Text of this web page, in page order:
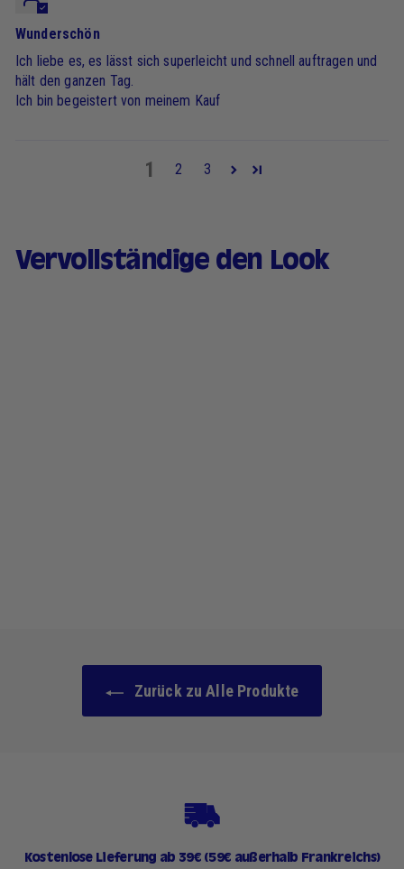
Wunderschön
Ich liebe es, es lässt sich superleicht und schnell auftragen und
hält den ganzen Tag.
Ich bin begeistert von meinem Kauf
1 2 3
Vervollständige den Look
Zurück zu Alle Produkte
Kostenlose Lieferung ab 39€ (59€ außerhalb Frankreichs)